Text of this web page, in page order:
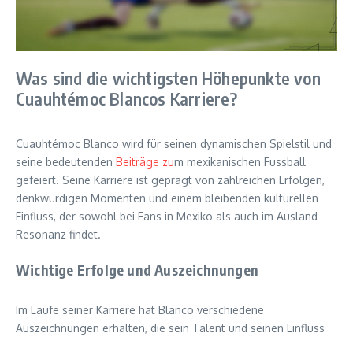
Was sind die wichtigsten Höhepunkte von
Cuauhtémoc Blancos Karriere?
Cuauhtémoc Blanco wird für seinen dynamischen Spielstil und
seine bedeutenden Beiträge zum mexikanischen Fussball
gefeiert. Seine Karriere ist geprägt von zahlreichen Erfolgen,
denkwürdigen Momenten und einem bleibenden kulturellen
Einfluss, der sowohl bei Fans in Mexiko als auch im Ausland
Resonanz findet.
Wichtige Erfolge und Auszeichnungen
Im Laufe seiner Karriere hat Blanco verschiedene
Auszeichnungen erhalten, die sein Talent und seinen Einfluss